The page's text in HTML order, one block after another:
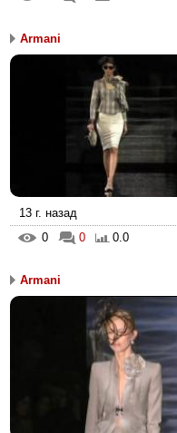
Armani
13 г. назад
0
0 0.0
Armani